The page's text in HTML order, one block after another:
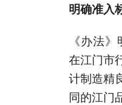
明确准入
《办法
在江门市
计制造精
同的江门